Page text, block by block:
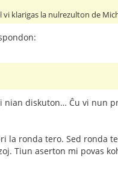
vi klarigas la nulrezulton de
nian diskuton… Ĉu vi nun
la ronda tero. Sed ronda
Tiun aserton mi povas